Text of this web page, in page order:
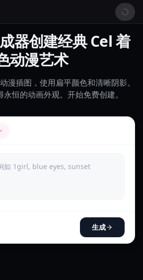
器创建经典 Cel 着
动漫艺术
漫插图，使用扁平颜色和清晰阴影。
恒的动画外观。开始免费创建。
生成